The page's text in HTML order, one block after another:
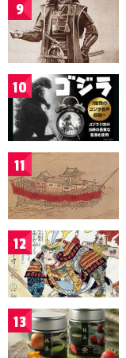
9
10
11
12
13